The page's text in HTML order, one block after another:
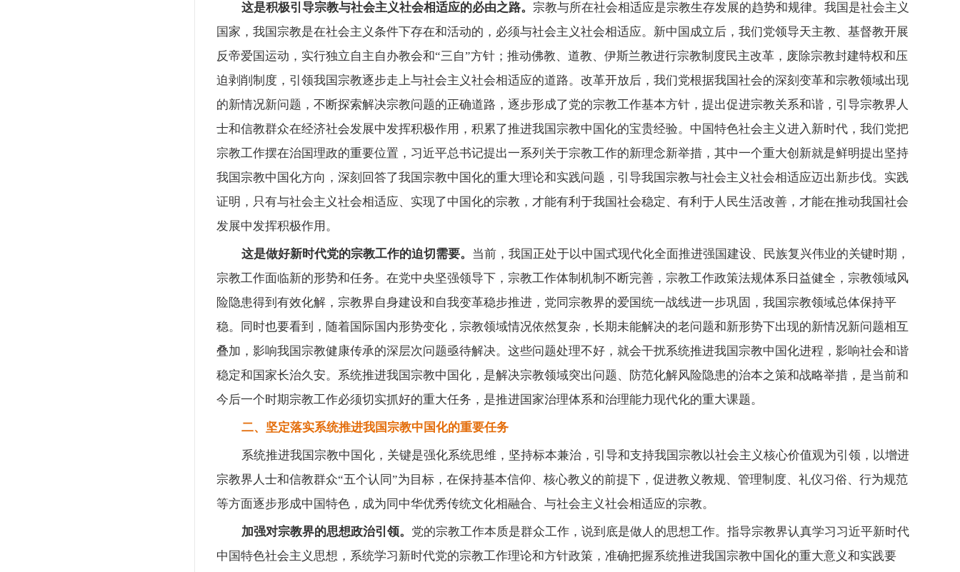
这是积极引导宗教与社会主义社会相适应的必由之路。 宗教与所在社会相适应是宗教生存发展的趋势和规律。我国是社会主义
国家，我国宗教是在社会主义条件下存在和活动的，必须与社会主义社会相适应。新中国成立后，我们党领导天主教、基督教开展
反帝爱国运动，实行独立自主自办教会和“三自”方针；推动佛教、道教、伊斯兰教进行宗教制度民主改革，废除宗教封建特权和压
迫剥削制度，引领我国宗教逐步走上与社会主义社会相适应的道路。改革开放后，我们党根据我国社会的深刻变革和宗教领域出现
的新情况新问题，不断探索解决宗教问题的正确道路，逐步形成了党的宗教工作基本方针，提出促进宗教关系和谐，引导宗教界人
士和信教群众在经济社会发展中发挥积极作用，积累了推进我国宗教中国化的宝贵经验。中国特色社会主义进入新时代，我们党把
宗教工作摆在治国理政的重要位置，习近平总书记提出一系列关于宗教工作的新理念新举措，其中一个重大创新就是鲜明提出坚持
我国宗教中国化方向，深刻回答了我国宗教中国化的重大理论和实践问题，引导我国宗教与社会主义社会相适应迈出新步伐。实践
证明，只有与社会主义社会相适应、实现了中国化的宗教，才能有利于我国社会稳定、有利于人民生活改善，才能在推动我国社会
发展中发挥积极作用。
这是做好新时代党的宗教工作的迫切需要。 当前，我国正处于以中国式现代化全面推进强国建设、民族复兴伟业的关键时期，
宗教工作面临新的形势和任务。在党中央坚强领导下，宗教工作体制机制不断完善，宗教工作政策法规体系日益健全，宗教领域风
险隐患得到有效化解，宗教界自身建设和自我变革稳步推进，党同宗教界的爱国统一战线进一步巩固，我国宗教领域总体保持平
稳。同时也要看到，随着国际国内形势变化，宗教领域情况依然复杂，长期未能解决的老问题和新形势下出现的新情况新问题相互
叠加，影响我国宗教健康传承的深层次问题亟待解决。这些问题处理不好，就会干扰系统推进我国宗教中国化进程，影响社会和谐
稳定和国家长治久安。系统推进我国宗教中国化，是解决宗教领域突出问题、防范化解风险隐患的治本之策和战略举措，是当前和
今后一个时期宗教工作必须切实抓好的重大任务，是推进国家治理体系和治理能力现代化的重大课题。
二、坚定落实系统推进我国宗教中国化的重要任务
系统推进我国宗教中国化，关键是强化系统思维，坚持标本兼治，引导和支持我国宗教以社会主义核心价值观为引领，以增进
宗教界人士和信教群众“五个认同”为目标，在保持基本信仰、核心教义的前提下，促进教义教规、管理制度、礼仪习俗、行为规范
等方面逐步形成中国特色，成为同中华优秀传统文化相融合、与社会主义社会相适应的宗教。
加强对宗教界的思想政治引领。 党的宗教工作本质是群众工作，说到底是做人的思想工作。指导宗教界认真学习习近平新时代
中国特色社会主义思想，系统学习新时代党的宗教工作理论和方针政策，准确把握系统推进我国宗教中国化的重大意义和实践要